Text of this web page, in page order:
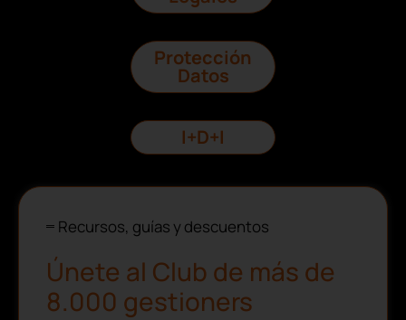
Protección
Datos
I+D+I
Recursos, guías y descuentos
Únete al Club de más de
8.000 gestioners